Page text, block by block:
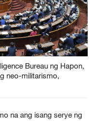
Bureau ng Hapon,
neo-militarismo,
na ang isang serye ng